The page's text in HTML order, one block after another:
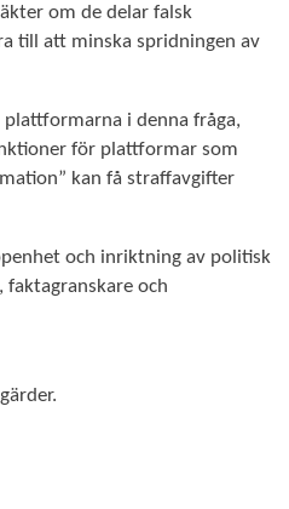
om de delar falsk
till att minska spridningen av
i denna fråga,
för plattformar som
kan få straffavgifter
och inriktning av politisk
och